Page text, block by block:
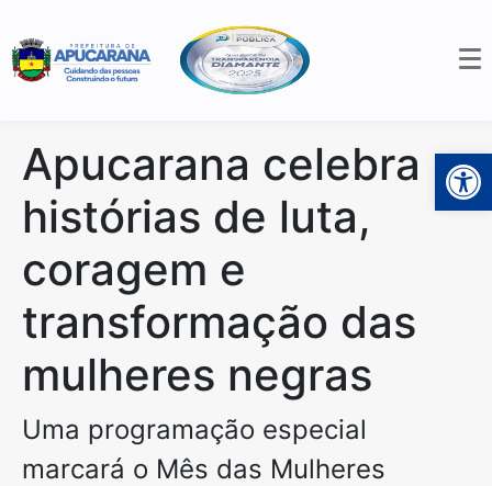
Apucarana celebra
histórias de luta,
coragem e
transformação das
mulheres negras
Uma programação especial
marcará o Mês das Mulheres